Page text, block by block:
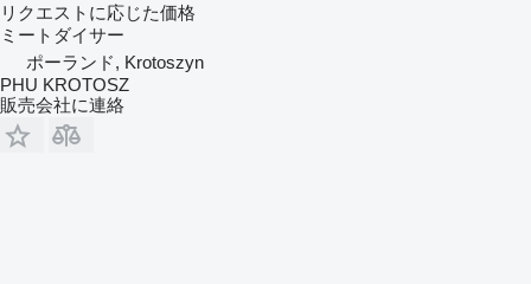
リクエストに応じた価格
ミートダイサー
ポーランド, Krotoszyn
PHU KROTOSZ
販売会社に連絡